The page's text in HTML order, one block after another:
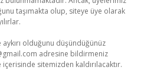
taşımakta olup, siteye üye olarak
olduğunu düşündüğünüz
adresine bildirmeniz
sitemizden kaldırılacaktır.